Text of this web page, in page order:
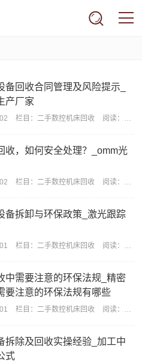
备回收合同管理及风险提示_
产厂家
栏目： 二手数控机床回收 阅读：2353
收，如何安全处理？_omm光
栏目： 二手数控机床回收 阅读：2329
备拆卸与环保政策_激光跟踪
栏目： 二手数控机床回收 阅读：2239
中需要注意的环保法规_精密
要注意的环保法规有哪些
栏目： 二手数控机床回收 阅读：2396
拆除及回收实操经验_加工中
式